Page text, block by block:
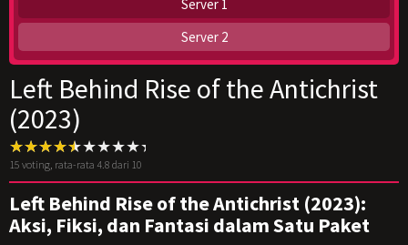
Server 1
Server 2
Left Behind Rise of the Antichrist
(2023)
15 voting, rata-rata 4.8 dari 10
Left Behind Rise of the Antichrist (2023):
Aksi, Fiksi, dan Fantasi dalam Satu Paket